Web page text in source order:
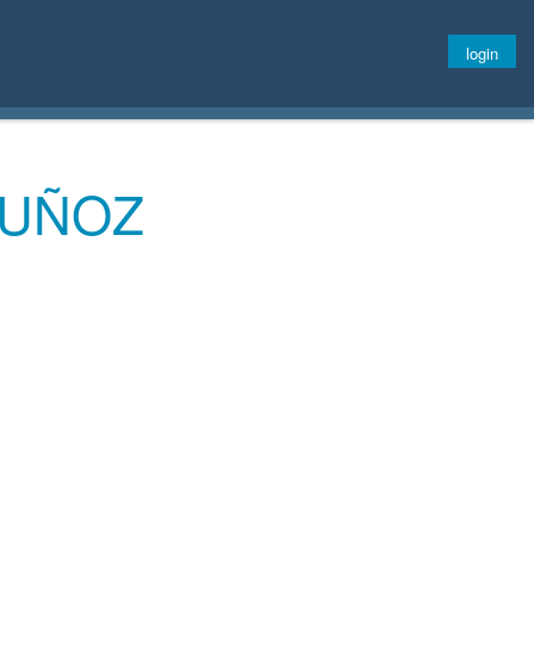
login